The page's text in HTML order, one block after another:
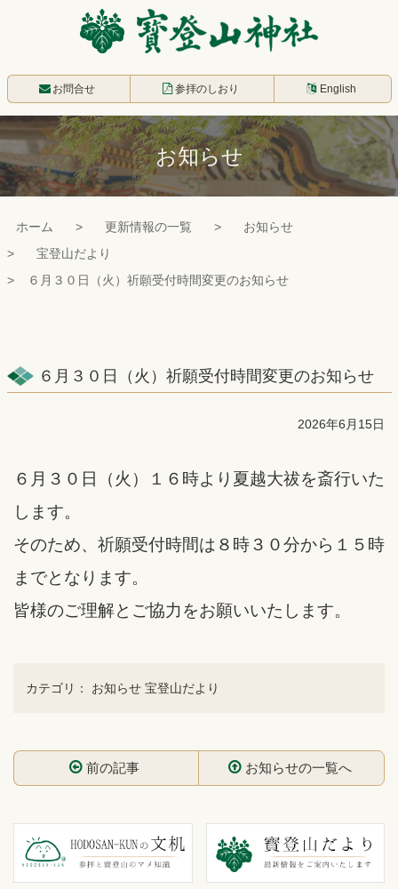
本
文
へ
ッ
プ
寳登山神社
お問合せ 参拝のしおり English
お知らせ
ホーム 更新情報の一覧
お知らせ
宝登山だより
６月３０日（火）祈願受付時間変更のお知らせ
６月３０日（火）祈願受付時間変更のお知らせ
2026年6月15日
６月３０日（火）１６時より夏越大祓を斎行いた
します。
そのため、祈願受付時間は８時３０分から１５時
までとなります。
皆様のご理解とご協力をお願いいたします。
カテゴリ： お知らせ 宝登山だより
前の記事 お知らせの一覧へ
ン
ー